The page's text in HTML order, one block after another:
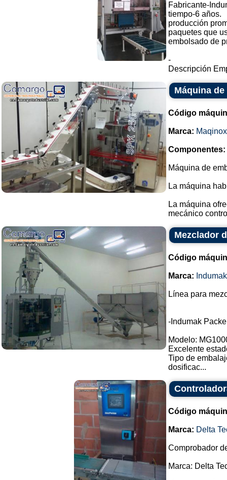
Fabricante-
tiempo-6 años.
producción
paquetes que
embolsado de
-
Descripción
Máquina
Código
Marca: Maqinox
Componentes:
Máquina de
La máquina
La máquina
mecánico
Mezclador
Código
Marca: Indumak
Línea para
-Indumak
Modelo:
Excelente
Tipo de
dosificac...
Código
Marca: Delta
Comprobador
Marca: Delta